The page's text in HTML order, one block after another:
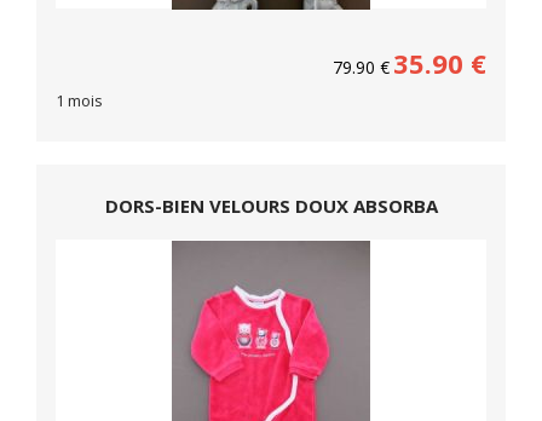
79.90 € 35.90 €
1 mois
DORS-BIEN VELOURS DOUX ABSORBA